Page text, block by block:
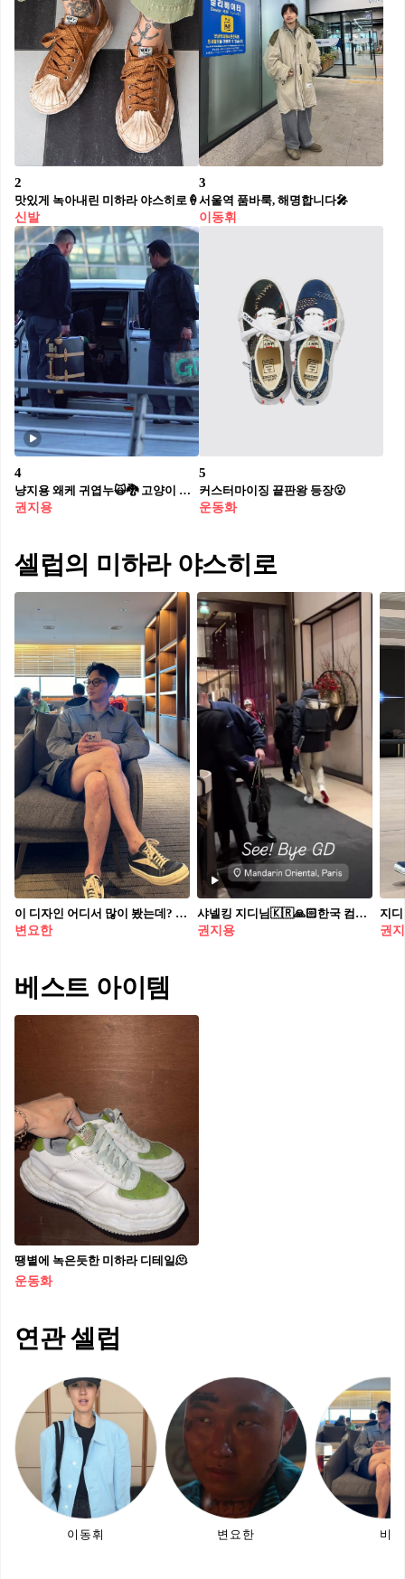
2
맛있게 녹아내린 미하라 야스히로🍦
신발
3
서울역 품바룩, 해명합니다🎤⁠
이동휘
4
냥지용 왜케 귀엽누🙀🐉 고양이 모자 쓰고 출국하는 지드래곤💪🏻
권지용
5
커스터마이징 끝판왕 등장😮
운동화
셀럽의 미하라 야스히로
이 디자인 어디서 많이 봤는데? 비슷해 보이지만 전혀 다른 매력을 소유한 스니커즈 2가지✂️ 오마주 스니커즈를 활용한 변요한과 비의 코디를 알아봅시다. 존경과 존중을 뜻하는 프랑스어 오마주는 오늘날 간접적인 예술 표현을 통해 누군가에 대한 경의나 헌신을 드러내는 방식으로 사용됩니다. 닮은 실루엣 속에 브랜드의 철학을 녹여, 오리지널에 대한 존중을 표현한 릭 오웬스와 미하라 야스히로의 스니커즈. 이를 활용한 배우 변요한과 가수 비의 코디를 살펴보겠습니다. 1. 릭오웬스 빈티지 스니커즈 해당 스니커즈는 반스를 연상시키는 실루엣이지만, 삼각 스트라이프와 가죽 디테일을 더해 릭오웬스 특유의 펑크 무드를 만들어냅니다. 변요한은 블루 컬러의 유틸리티 셔츠와 매치해 개성 있는 캐주얼룩을 연출했습니다. 2. 미하라 야스히로 웨인 웨인은 에어포스1을 닮은 듯하지만, 과장된 아웃솔과 왜곡된 라인을 통해 기존의 규범을 거부하는 실험적인 감성을 드러냅니다. 전체적으로 스트릿한 비의 착장과 어우러져, 자유롭고 도전적인 무드를 완성했습니다.
변요한
샤넬킹 지디님🇰🇷🙏🏻한국 컴백 중 자칭 복덩이가 된 지드래곤🧧🖤샤넬 비니에 애착템 미하라 야스히로 캔버스로 마무리해주심
권지용
지
권
베스트 아이템
땡볕에 녹은듯한 미하라 디테일🫠
운동화
연관 셀럽
이동휘 변요한 비